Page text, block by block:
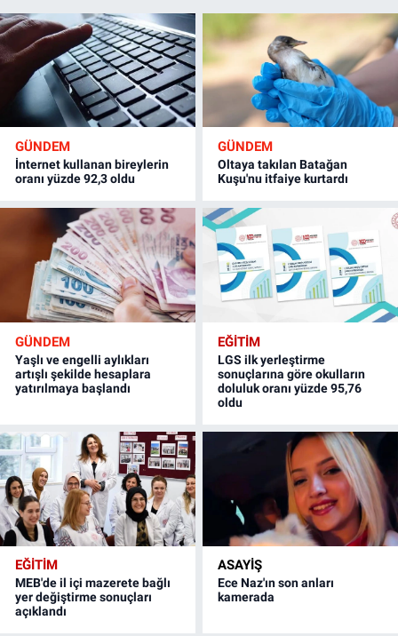
GÜNDEM
İnternet kullanan bireylerin
oranı yüzde 92,3 oldu
GÜNDEM
Oltaya takılan Batağan
Kuşu'nu itfaiye kurtardı
GÜNDEM
Yaşlı ve engelli aylıkları
artışlı şekilde hesaplara
yatırılmaya başlandı
EĞİTİM
LGS ilk yerleştirme
sonuçlarına göre okulların
doluluk oranı yüzde 95,76
oldu
EĞİTİM
MEB'de il içi mazerete bağlı
yer değiştirme sonuçları
açıklandı
ASAYİŞ
Ece Naz'ın son anları
kamerada